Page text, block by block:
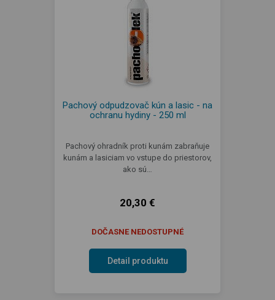
Pachový odpudzovač kún a lasic - na
ochranu hydiny - 250 ml
Pachový ohradník proti kunám zabraňuje
kunám a lasiciam vo vstupe do priestorov,
ako sú…
20,30 €
DOČASNE NEDOSTUPNÉ
Detail produktu